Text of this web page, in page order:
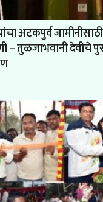
अटकपुर्व
– तुळजाभवानी देवीचे